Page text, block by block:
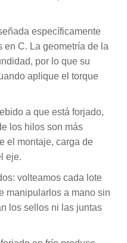
específicamente
en C. La geometría de la
por lo que su
aplique el torque
a que está forjado,
los hilos son más
el montaje, carga de
eje.
volteamos cada lote
manipularlos a mano sin
los sellos ni las juntas